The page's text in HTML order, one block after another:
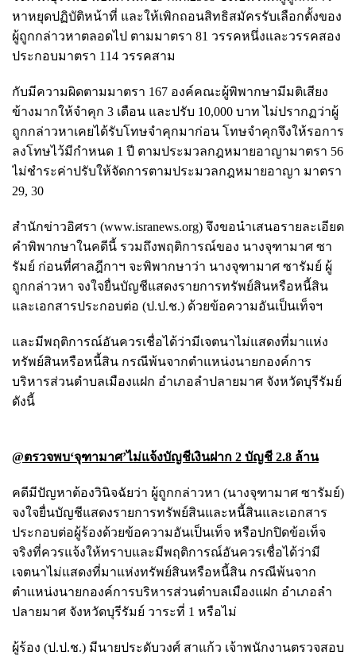
หาหยุดปฏิบัติหน้าที่ และให้เพิกถอนสิทธิสมัครรับเลือกตั้งของ
ผู้ถูกกล่าวหาตลอดไป ตามมาตรา 81 วรรคหนึ่งและวรรคสอง
ประกอบมาตรา 114 วรรคสาม
กับมีความผิดตามมาตรา 167 องค์คณะผู้พิพากษามีมติเสียง
ข้างมากให้จำคุก 3 เดือน และปรับ 10,000 บาท ไม่ปรากฏว่าผู้
ถูกกล่าวหาเคยได้รับโทษจำคุกมาก่อน โทษจำคุกจึงให้รอการ
ลงโทษไว้มีกำหนด 1 ปี ตามประมวลกฎหมายอาญามาตรา 56
ไม่ชำระค่าปรับให้จัดการตามประมวลกฎหมายอาญา มาตรา
29, 30
สำนักข่าวอิศรา (www.isranews.org) จึงขอนำเสนอรายละเอียด
คำพิพากษาในคดีนี้ รวมถึงพฤติการณ์ของ นางจุฑามาศ ซา
รัมย์ ก่อนที่ศาลฎีกาฯ จะพิพากษาว่า นางจุฑามาศ ซารัมย์ ผู้
ถูกกล่าวหา จงใจยื่นบัญชีแสดงรายการทรัพย์สินหรือหนี้สิน
และเอกสารประกอบต่อ (ป.ป.ช.) ด้วยข้อความอันเป็นเท็จฯ
และมีพฤติการณ์อันควรเชื่อได้ว่ามีเจตนาไม่แสดงที่มาแห่ง
ทรัพย์สินหรือหนี้สิน กรณีพ้นจากตำแหน่งนายกองค์การ
บริหารส่วนตำบลเมืองแฝก อำเภอลำปลายมาศ จังหวัดบุรีรัมย์
ดังนี้
@ตรวจพบ‘จุฑามาศ’ไม่แจ้งบัญชีเงินฝาก 2 บัญชี 2.8 ล้าน
คดีมีปัญหาต้องวินิจฉัยว่า ผู้ถูกกล่าวหา (นางจุฑามาศ ซารัมย์)
จงใจยื่นบัญชีแสดงรายการทรัพย์สินและหนี้สินและเอกสาร
ประกอบต่อผู้ร้องด้วยข้อความอันเป็นเท็จ หรือปกปิดข้อเท็จ
จริงที่ควรแจ้งให้ทราบและมีพฤติการณ์อันควรเชื่อได้ว่ามี
เจตนาไม่แสดงที่มาแห่งทรัพย์สินหรือหนี้สิน กรณีพ้นจาก
ตำแหน่งนายกองค์การบริหารส่วนตำบลเมืองแฝก อำเภอลำ
ปลายมาศ จังหวัดบุรีรัมย์ วาระที่ 1 หรือไม่
ผู้ร้อง (ป.ป.ช.) มีนายประดับวงศ์ สาแก้ว เจ้าพนักงานตรวจสอบ